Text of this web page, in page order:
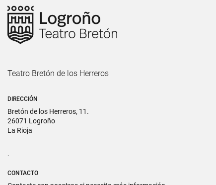
Teatro Bretón de los Herreros
DIRECCIÓN
Bretón de los Herreros, 11.
26071 Logroño
La Rioja
.
CONTACTO